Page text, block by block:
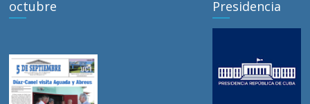
octubre
Presidencia